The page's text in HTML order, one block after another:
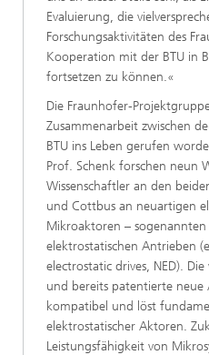
Evaluierung, die
Forschungsaktivitäten des
Kooperation mit der BTU in
fortsetzen zu können.«
Die Fraunhofer-
Zusammenarbeit zwischen
BTU ins Leben gerufen
Prof. Schenk forschen neun
Wissenschaftler an den
und Cottbus an neuartigen
Mikroaktoren – sogenannten
elektrostatischen Antrieben
electrostatic drives, NED).
und bereits patentierte neue
kompatibel und löst
elektrostatischer Aktoren.
Leistungsfähigkeit von